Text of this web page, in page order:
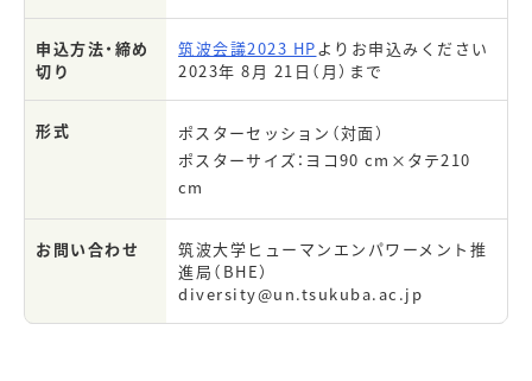
申込方法・締め
切り
筑波会議2023 HPよりお申込みください
2023年 8月 21日（月）まで
形式
ポスターセッション（対面）
ポスターサイズ：ヨコ90 cm×タテ210
cm
お問い合わせ 筑波大学 ヒューマンエンパワーメント推
進局（BHE）
diversity@un.tsukuba.ac.jp